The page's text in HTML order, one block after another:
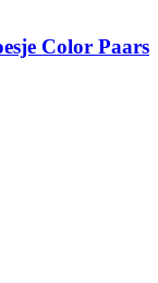
Color Paars